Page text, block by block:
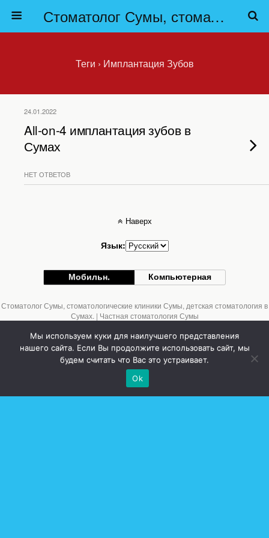
Стоматолог Сумы, стоматологические клиники Сумы, детская стоматология в Сумах. | Частная стоматология Сумы
Теги › Имплантация Зубов
24.01.2022
All-on-4 имплантация зубов в
Сумах
НЕТ ОТВЕТОВ
Наверх
Язык:
Мобильн. Компьютерная
Стоматолог Сумы, стоматологические клиники Сумы, детская стоматология в
Сумах. | Частная стоматология Сумы
Мы используем куки для наилучшего представления
нашего сайта. Если Вы продолжите использовать сайт, мы
будем считать что Вас это устраивает.
Ok